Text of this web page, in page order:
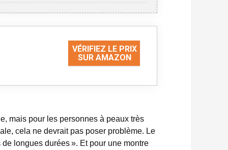
VÉRIFIEZ LE PRIX
SUR AMAZON
mais pour les personnes à peaux très
cela ne devrait pas poser problème. Le
longues durées ». Et pour une montre